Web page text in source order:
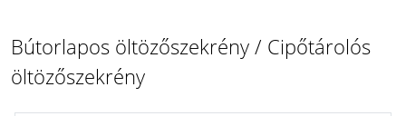
Bútorlapos öltözőszekrény / Cipőtárolós
öltözőszekrény